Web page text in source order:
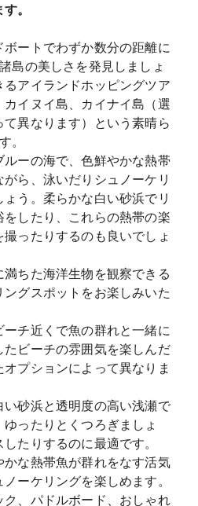
。
ートでわずか数分の距離に
島の美しさを発見しましょ
アイランドホッピングツア
イヌイ島、カイナイ島（選
異なります）という素晴ら
。
ーの海で、色鮮やかな熱帯
ら、泳いだりシュノーケリ
う。柔らかな白い砂浜でリ
したり、これらの熱帯の楽
ったりするのも良いでしょ
ちた海洋生物を観察できる
グスポットをお楽しみいた
チ近くで魚の群れと一緒に
ビーチの雰囲気を楽しんだ
プションによって異なりま
砂浜と透明度の高い浅瀬で
ったりとくつろぎましょ
たりするのに最適です。
な熱帯魚が群れをなす活気
ーケリングを楽​​しめます。
、パドルボード、おしゃれ